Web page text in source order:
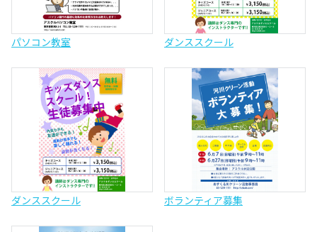
パソコン教室 ダンススクール
ダンススクール ボランティア募集